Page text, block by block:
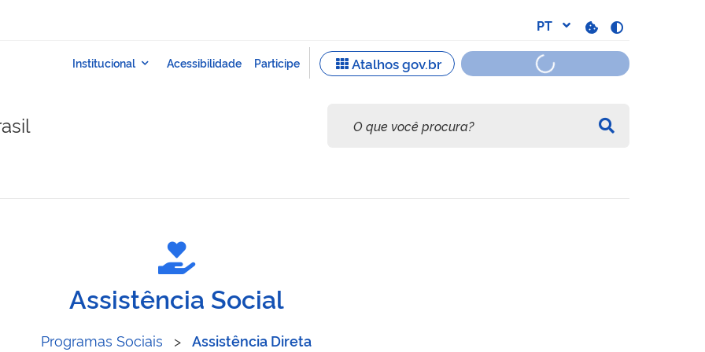
Assistência Social
Programas Sociais > Assistência Direta